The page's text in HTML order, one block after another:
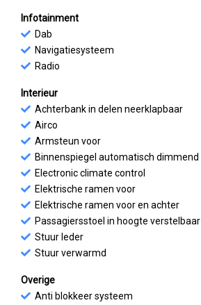
Infotainment
Dab
Navigatiesysteem
Radio
Interieur
Achterbank in delen neerklapbaar
Airco
Armsteun voor
Binnenspiegel automatisch dimmend
Electronic climate control
Elektrische ramen voor
Elektrische ramen voor en achter
Passagiersstoel in hoogte verstelbaar
Stuur leder
Stuur verwarmd
Overige
Anti blokkeer systeem